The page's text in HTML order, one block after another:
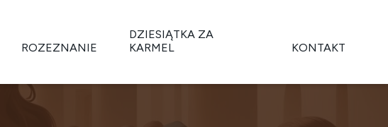
ROZEZNANIE
DZIESIĄTKA ZA
KARMEL
KONTAKT